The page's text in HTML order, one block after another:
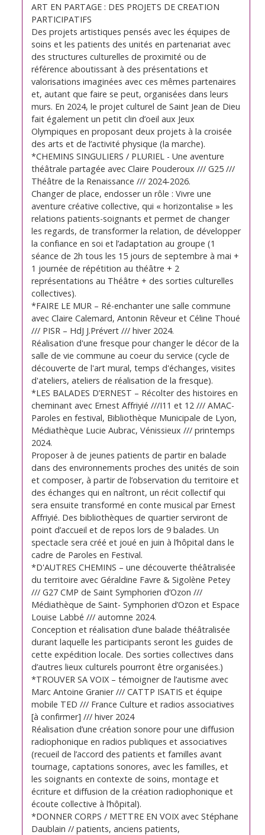
ART EN PARTAGE : DES PROJETS DE CREATION
PARTICIPATIFS
Des projets artistiques pensés avec les équipes de
soins et les patients des unités en partenariat avec
des structures culturelles de proximité ou de
référence aboutissant à des présentations et
valorisations imaginées avec ces mêmes partenaires
et, autant que faire se peut, organisées dans leurs
murs. En 2024, le projet culturel de Saint Jean de Dieu
fait également un petit clin d’oeil aux Jeux
Olympiques en proposant deux projets à la croisée
des arts et de l’activité physique (la marche).
*CHEMINS SINGULIERS / PLURIEL - Une aventure
théâtrale partagée avec Claire Pouderoux /// G25 ///
Théâtre de la Renaissance /// 2024-2026.
Changer de place, endosser un rôle : Vivre une
aventure créative collective, qui « horizontalise » les
relations patients-soignants et permet de changer
les regards, de transformer la relation, de développer
la confiance en soi et l’adaptation au groupe (1
séance de 2h tous les 15 jours de septembre à mai +
1 journée de répétition au théâtre + 2
représentations au Théâtre + des sorties culturelles
collectives).
*FAIRE LE MUR – Ré-enchanter une salle commune
avec Claire Calemard, Antonin Rêveur et Céline Thoué
/// PISR – HdJ J.Prévert /// hiver 2024.
Réalisation d'une fresque pour changer le décor de la
salle de vie commune au coeur du service (cycle de
découverte de l'art mural, temps d'échanges, visites
d'ateliers, ateliers de réalisation de la fresque).
*LES BALADES D’ERNEST – Récolter des histoires en
cheminant avec Ernest Affriyié ///I11 et 12 /// AMAC-
Paroles en festival, Bibliothèque Municipale de Lyon,
Médiathèque Lucie Aubrac, Vénissieux /// printemps
2024.
Proposer à de jeunes patients de partir en balade
dans des environnements proches des unités de soin
et composer, à partir de l’observation du territoire et
des échanges qui en naîtront, un récit collectif qui
sera ensuite transformé en conte musical par Ernest
Affriyié. Des bibliothèques de quartier serviront de
point d’accueil et de repos lors de 9 balades. Un
spectacle sera créé et joué en juin à l’hôpital dans le
cadre de Paroles en Festival.
*D'AUTRES CHEMINS – une découverte théâtralisée
du territoire avec Géraldine Favre & Sigolène Petey
/// G27 CMP de Saint Symphorien d’Ozon ///
Médiathèque de Saint- Symphorien d’Ozon et Espace
Louise Labbé /// automne 2024.
Conception et réalisation d’une balade théâtralisée
durant laquelle les participants seront les guides de
cette expédition locale. Des sorties collectives dans
d’autres lieux culturels pourront être organisées.)
*TROUVER SA VOIX – témoigner de l’autisme avec
Marc Antoine Granier /// CATTP ISATIS et équipe
mobile TED /// France Culture et radios associatives
[à confirmer] /// hiver 2024
Réalisation d’une création sonore pour une diffusion
radiophonique en radios publiques et associatives
(recueil de l’accord des patients et familles avant
tournage, captations sonores, avec les familles, et
les soignants en contexte de soins, montage et
écriture et diffusion de la création radiophonique et
écoute collective à l’hôpital).
*DONNER CORPS / METTRE EN VOIX avec Stéphane
Daublain // patients, anciens patients,